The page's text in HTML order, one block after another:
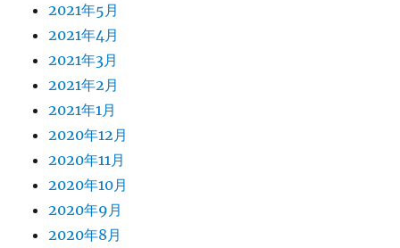
2021年5月
2021年4月
2021年3月
2021年2月
2021年1月
2020年12月
2020年11月
2020年10月
2020年9月
2020年8月